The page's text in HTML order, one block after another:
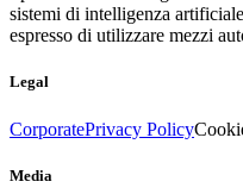
sistemi di intelligenza
espresso di utilizzare mezzi
Legal
CorporatePrivacy Policy
Media